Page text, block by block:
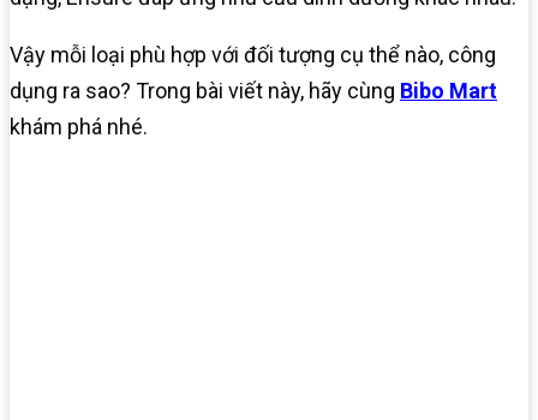
Vậy mỗi loại phù hợp với đối tượng cụ thể nào, công
dụng ra sao? Trong bài viết này, hãy cùng Bibo Mart
khám phá nhé.